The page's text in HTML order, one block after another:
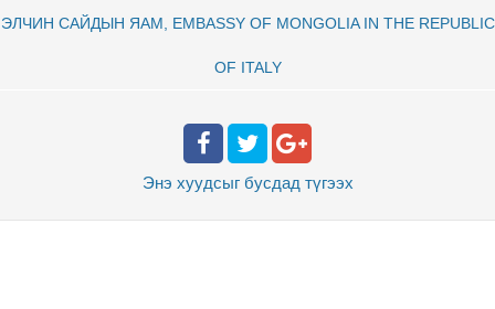
ЭЛЧИН САЙДЫН ЯАМ, EMBASSY OF MONGOLIA IN THE REPUBLIC
OF ITALY
Энэ хуудсыг бусдад түгээх